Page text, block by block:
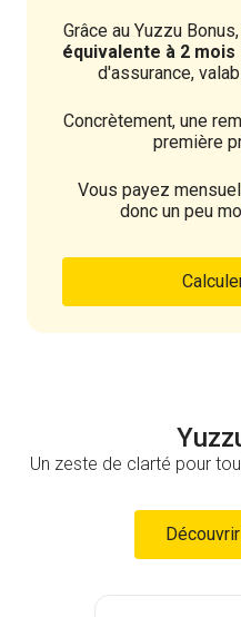
Grâce au Yuzzu
équivalente à 2 mois
d'assurance,
Concrètement, une
première
Vous payez
donc un peu
Un zeste de clarté pour